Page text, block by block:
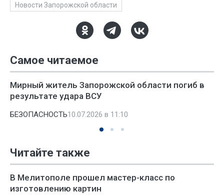
Новости Запорожской области
Самое читаемое
Мирный житель Запорожской области погиб в
результате удара ВСУ
БЕЗОПАСНОСТЬ10.07.2026 в 11:10
Читайте также
В Мелитополе прошел мастер-класс по
изготовлению картин